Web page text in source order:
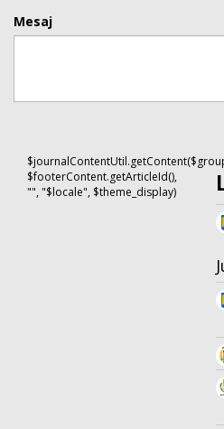
Mesaj
$footerContent.getArticleId(),
"", "$locale", $theme_display)